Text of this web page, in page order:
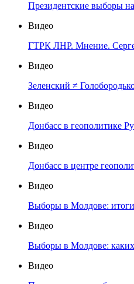
Президентские выборы
Видео
ГТРК ЛНР. Мнение.
Видео
Зеленский ≠
Видео
Донбасс в геополитике
Видео
Донбасс в центре
Видео
Выборы в Молдове: итоги
Видео
Выборы в Молдове: каких
Видео